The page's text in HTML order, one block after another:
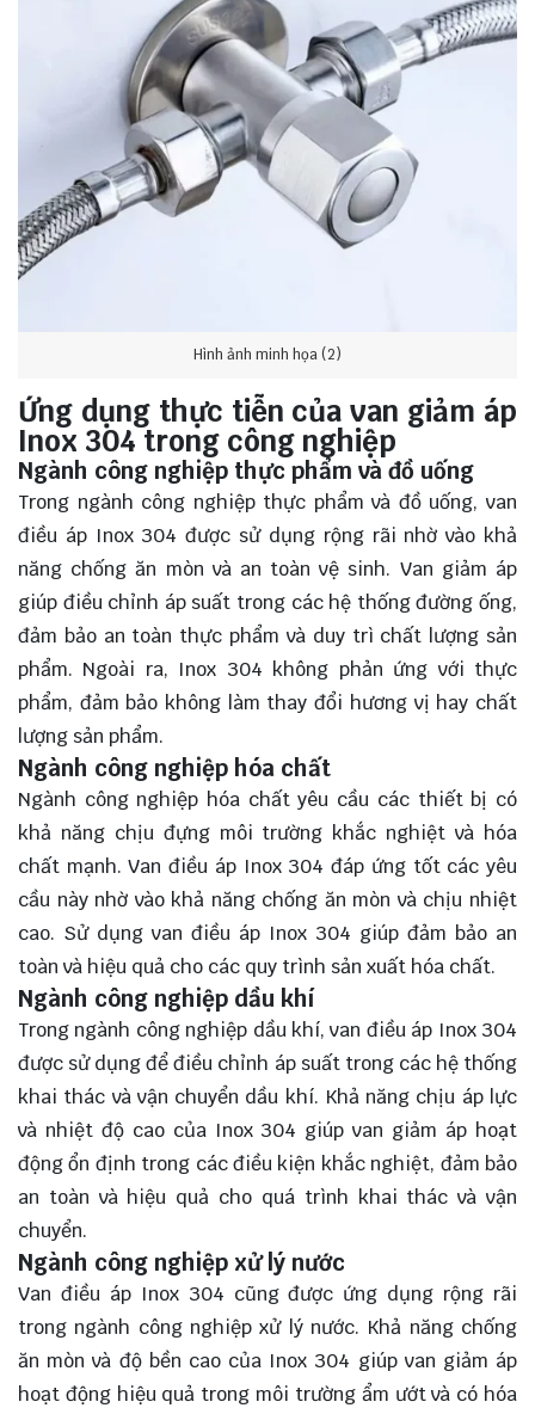
Hình ảnh minh họa (2)
Ứng dụng thực tiễn của van giảm áp
Inox 304 trong công nghiệp
Ngành công nghiệp thực phẩm và đồ uống
Trong ngành công nghiệp thực phẩm và đồ uống, van
điều áp Inox 304 được sử dụng rộng rãi nhờ vào khả
năng chống ăn mòn và an toàn vệ sinh. Van giảm áp
giúp điều chỉnh áp suất trong các hệ thống đường ống,
đảm bảo an toàn thực phẩm và duy trì chất lượng sản
phẩm. Ngoài ra, Inox 304 không phản ứng với thực
phẩm, đảm bảo không làm thay đổi hương vị hay chất
lượng sản phẩm.
Ngành công nghiệp hóa chất
Ngành công nghiệp hóa chất yêu cầu các thiết bị có
khả năng chịu đựng môi trường khắc nghiệt và hóa
chất mạnh. Van điều áp Inox 304 đáp ứng tốt các yêu
cầu này nhờ vào khả năng chống ăn mòn và chịu nhiệt
cao. Sử dụng van điều áp Inox 304 giúp đảm bảo an
toàn và hiệu quả cho các quy trình sản xuất hóa chất.
Ngành công nghiệp dầu khí
Trong ngành công nghiệp dầu khí, van điều áp Inox 304
được sử dụng để điều chỉnh áp suất trong các hệ thống
khai thác và vận chuyển dầu khí. Khả năng chịu áp lực
và nhiệt độ cao của Inox 304 giúp van giảm áp hoạt
động ổn định trong các điều kiện khắc nghiệt, đảm bảo
an toàn và hiệu quả cho quá trình khai thác và vận
chuyển.
Ngành công nghiệp xử lý nước
Van điều áp Inox 304 cũng được ứng dụng rộng rãi
trong ngành công nghiệp xử lý nước. Khả năng chống
ăn mòn và độ bền cao của Inox 304 giúp van giảm áp
hoạt động hiệu quả trong môi trường ẩm ướt và có hóa